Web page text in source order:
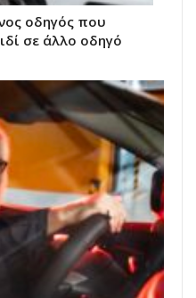
οδηγός που
σε άλλο οδηγό